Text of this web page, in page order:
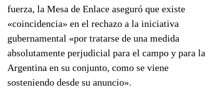
fuerza, la Mesa de Enlace aseguró que existe
«coincidencia» en el rechazo a la iniciativa
gubernamental «por tratarse de una medida
absolutamente perjudicial para el campo y para la
Argentina en su conjunto, como se viene
sosteniendo desde su anuncio».